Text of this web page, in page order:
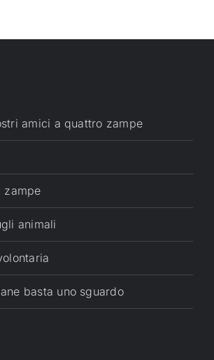
amici a quattro zampe
zampe
animali
basta uno sguardo